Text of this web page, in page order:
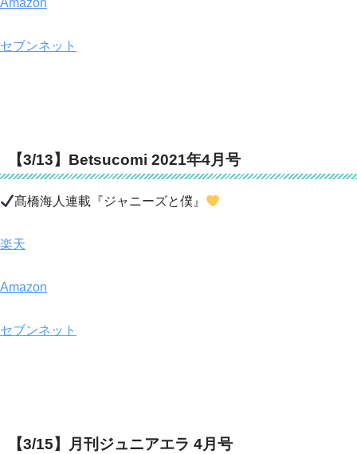
セブンネット
【3/13】Betsucomi 2021年4月号
髙橋海人連載『ジャニーズと僕』
楽天
Amazon
セブンネット
【3/15】月刊ジュニアエラ 4月号